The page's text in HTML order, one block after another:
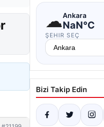
☁Ankara
NaN°C
ŞEHIR SEÇ
Bizi Takip Edin